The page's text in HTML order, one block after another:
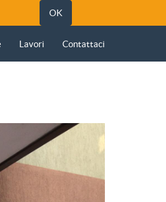
OK
Lavori Contattaci